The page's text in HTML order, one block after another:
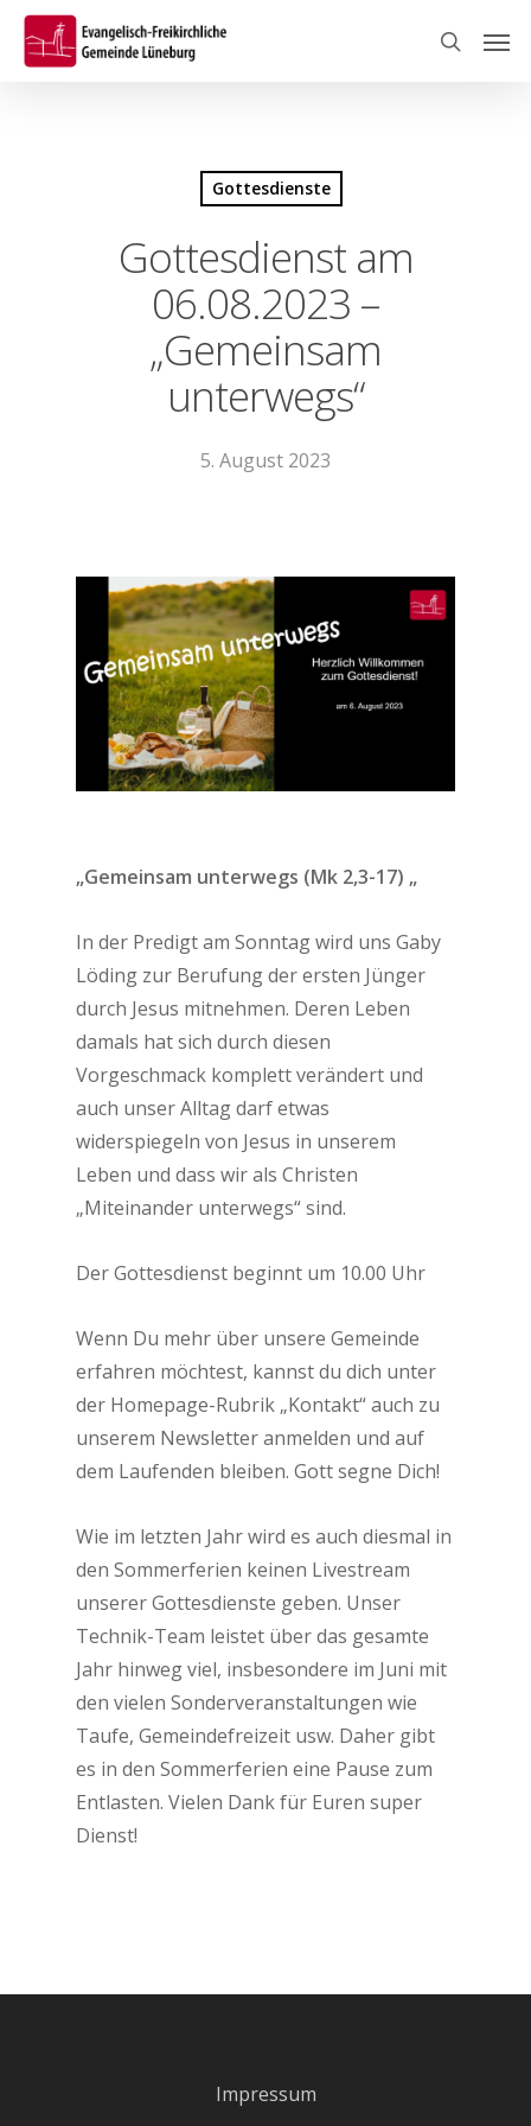
Skip
search
Gottesdienste
Gottesdienst am
06.08.2023 –
„Gemeinsam
unterwegs“
5. August 2023
„Gemeinsam unterwegs (Mk 2,3-17) „
In der Predigt am Sonntag wird uns Gaby
Löding zur Berufung der ersten Jünger
durch Jesus mitnehmen. Deren Leben
damals hat sich durch diesen
Vorgeschmack komplett verändert und
auch unser Alltag darf etwas
widerspiegeln von Jesus in unserem
Leben und dass wir als Christen
„Miteinander unterwegs“ sind.
Der Gottesdienst beginnt um 10.00 Uhr
Wenn Du mehr über unsere Gemeinde
erfahren möchtest, kannst du dich unter
der Homepage-Rubrik „Kontakt“ auch zu
unserem Newsletter anmelden und auf
dem Laufenden bleiben. Gott segne Dich!
Wie im letzten Jahr wird es auch diesmal in
den Sommerferien keinen Livestream
unserer Gottesdienste geben. Unser
Technik-Team leistet über das gesamte
Jahr hinweg viel, insbesondere im Juni mit
den vielen Sonderveranstaltungen wie
Taufe, Gemeindefreizeit usw. Daher gibt
es in den Sommerferien eine Pause zum
Entlasten. Vielen Dank für Euren super
Dienst!
Impressum